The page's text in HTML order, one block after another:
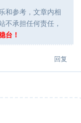
和参考，文章内相
不承担任何责任，
台！
回复